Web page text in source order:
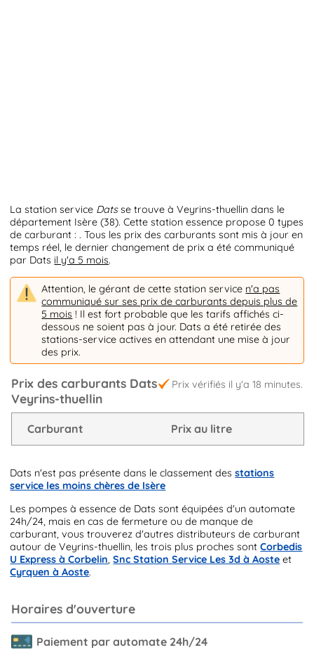
La station service Datsse trouve à Veyrins-thuellin dans le
département Isère (38). Cette station essence propose 0 types
de carburant : . Tous les prix des carburants sont mis à jour en
temps réel, le dernier changement de prix a été communiqué
par Dats il y'a 5 mois.
Attention, le gérant de cette station service n'a pas
communiqué sur ses prix de carburants depuis plus de
5 mois ! Il est fort probable que les tarifs affichés ci-
dessous ne soient pas à jour. Dats a été retirée des
stations-service actives en attendant une mise à jour
des prix.
Prix vérifiés il y'a 18 minutes.
Prix des carburants Dats
Veyrins-thuellin
Carburant Prix au litre
Dats n'est pas présente dans le classement desstations
service les moins chères de Isère
Les pompes à essence de Dats sont équipées d'un automate
24h/24, mais en cas de fermeture ou de manque de
carburant, vous trouverez d'autres distributeurs de carburant
autour de Veyrins-thuellin, les trois plus proches sontCorbedis
U Express à Corbelin ,Snc Station Service Les 3d à Aoste et
Cyrquen à Aoste.
Horaires d'ouverture
Paiement par automate 24h/24